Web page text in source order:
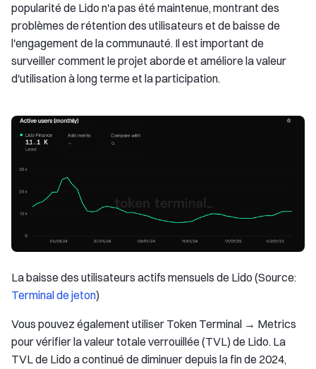
popularité de Lido n'a pas été maintenue, montrant des
problèmes de rétention des utilisateurs et de baisse de
l'engagement de la communauté. Il est important de
surveiller comment le projet aborde et améliore la valeur
d'utilisation à long terme et la participation.
La baisse des utilisateurs actifs mensuels de Lido (Source:
Terminal de jeton)
Vous pouvez également utiliser Token Terminal → Metrics
pour vérifier la valeur totale verrouillée (TVL) de Lido. La
TVL de Lido a continué de diminuer depuis la fin de 2024,